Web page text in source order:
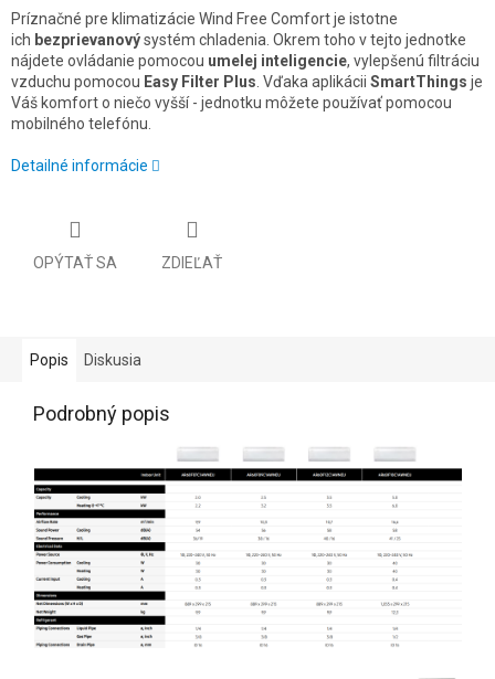
Príznačné pre klimatizácie Wind Free Comfort je istotne
ich bezprievanovýsystém chladenia. Okrem toho v tejto jednotke
nájdete ovládanie pomocou umelej inteligencie, vylepšenú filtráciu
vzduchu pomocou Easy Filter Plus. Vďaka aplikácii SmartThings je
Váš komfort o niečo vyšší - jednotku môžete používať pomocou
mobilného telefónu.
Detailné informácie
OPÝTAŤ SA ZDIEĽAŤ
Popis Diskusia
Podrobný popis